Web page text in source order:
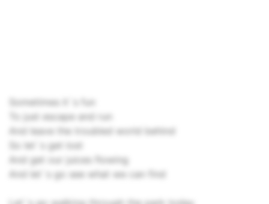
Sometimes it`s fun
To just escape and run
And leave the troubled world behind
So let`s get lost
And get our juices flowing
And let`s go see what we can find